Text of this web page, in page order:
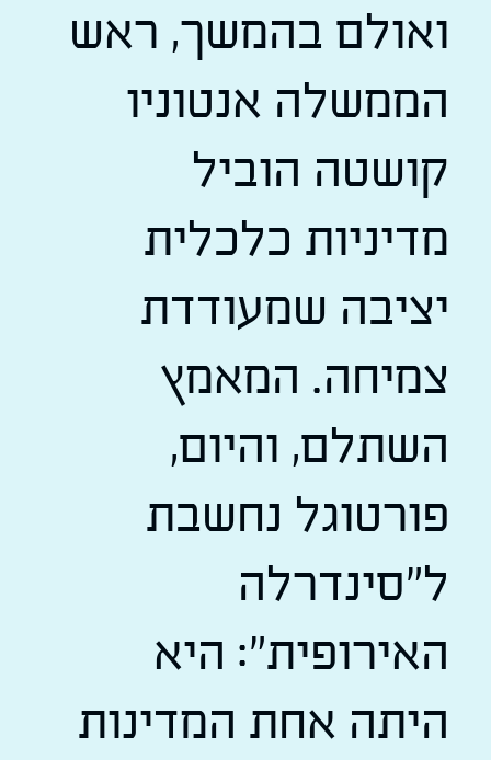
ואולם בהמשך, ראש
הממשלה אנטוניו
קושטה הוביל
מדיניות כלכלית
יציבה שמעודדת
צמיחה. המאמץ
השתלם, והיום,
פורטוגל נחשבת
ל"סינדרלה
האירופית": היא
היתה אחת המדינות